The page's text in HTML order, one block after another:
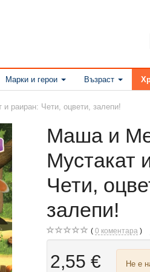
Марки и герои Възраст
раиран: Чети, оцвети, залепи!
Маша и
Мустакат
Чети,
залепи!
0 коментара
2,55 €
Не е